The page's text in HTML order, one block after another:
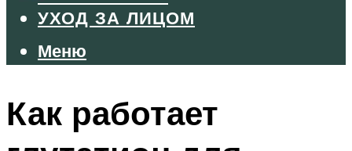
УХОД ЗА ЛИЦОМ
Меню
Меню
Как работает